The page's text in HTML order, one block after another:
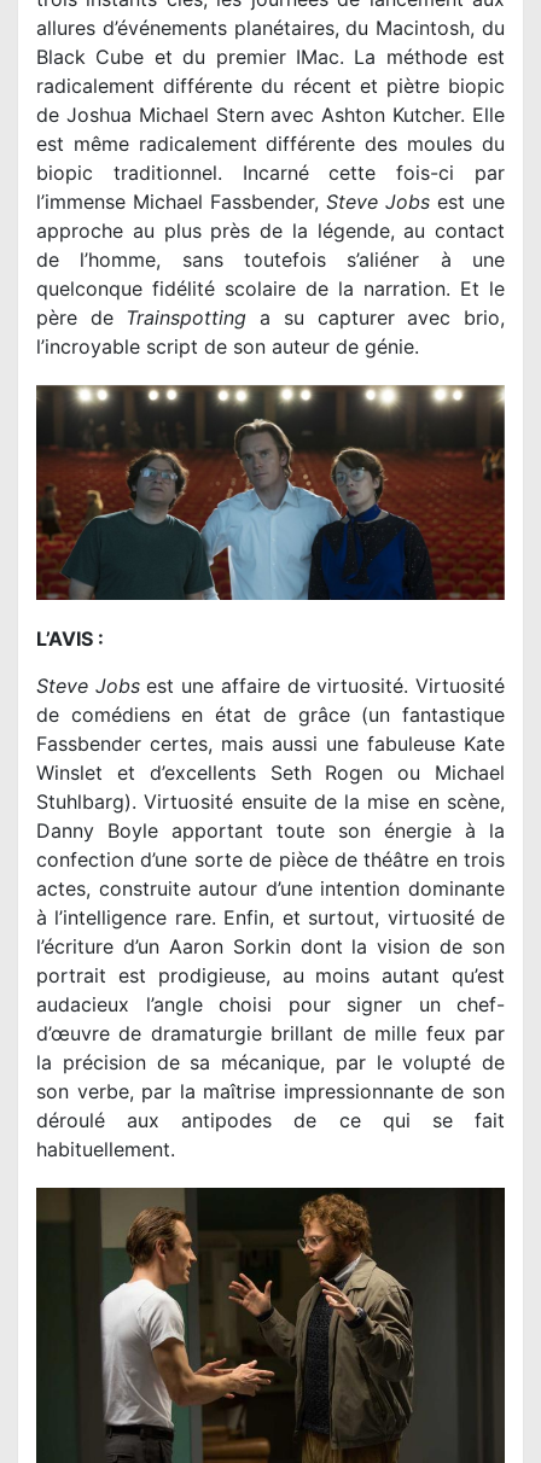
allures d’événements planétaires, du Macintosh, du
Black Cube et du premier IMac. La méthode est
radicalement différente du récent et piètre biopic
de Joshua Michael Stern avec Ashton Kutcher. Elle
est même radicalement différente des moules du
biopic traditionnel. Incarné cette fois-ci par
l’immense Michael Fassbender, Steve Jobs est une
approche au plus près de la légende, au contact
de l’homme, sans toutefois s’aliéner à une
quelconque fidélité scolaire de la narration. Et le
père de Trainspotting a su capturer avec brio,
l’incroyable script de son auteur de génie.
L’AVIS :
Steve Jobsest une affaire de virtuosité. Virtuosité
de comédiens en état de grâce (un fantastique
Fassbender certes, mais aussi une fabuleuse Kate
Winslet et d’excellents Seth Rogen ou Michael
Stuhlbarg). Virtuosité ensuite de la mise en scène,
Danny Boyle apportant toute son énergie à la
confection d’une sorte de pièce de théâtre en trois
actes, construite autour d’une intention dominante
à l’intelligence rare. Enfin, et surtout, virtuosité de
l’écriture d’un Aaron Sorkin dont la vision de son
portrait est prodigieuse, au moins autant qu’est
audacieux l’angle choisi pour signer un chef-
d’œuvre de dramaturgie brillant de mille feux par
la précision de sa mécanique, par le volupté de
son verbe, par la maîtrise impressionnante de son
déroulé aux antipodes de ce qui se fait
habituellement.